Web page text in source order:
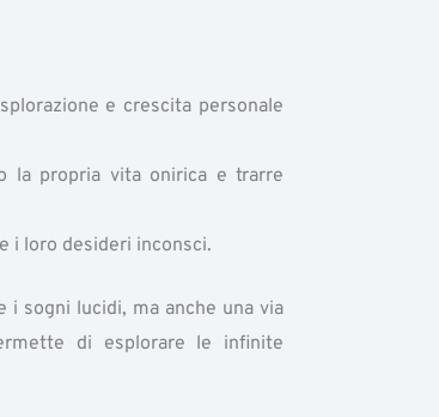
e crescita personale
la propria vita onirica e trarre
i loro desideri inconsci.
i sogni lucidi, ma anche una via
di esplorare le infinite